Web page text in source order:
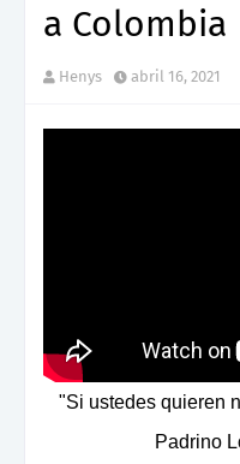
a Colombia
Henys abril 16, 2021
"Si ustedes quieren
Padrino